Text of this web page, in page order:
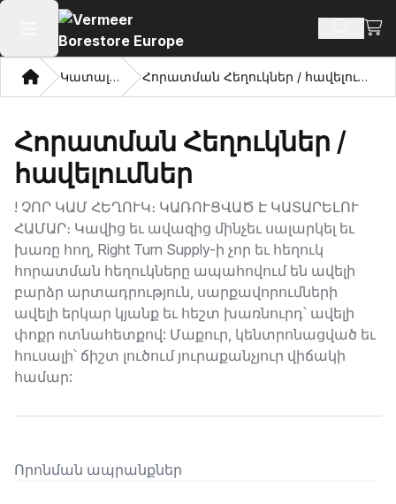
Բաց հիմնական մենյու
Տուն Կատալոգ Հորատման Հեղուկներ / հավելումներ
Հորատման Հեղուկներ /
հավելումներ
! ՉՈՐ ԿԱՄ ՀԵՂՈՒԿ։ ԿԱՌՈՒՑՎԱԾ Է ԿԱՏԱՐԵԼՈՒ
ՀԱՄԱՐ։ Կավից եւ ավազից մինչեւ սալարկել եւ
խառը հող, Right Turn Supply-ի չոր եւ հեղուկ
հորատման հեղուկները ապահովում են ավելի
բարձր արտադրություն, սարքավորումների
ավելի երկար կյանք եւ հեշտ խառնուրդ՝ ավելի
փոքր ոտնահետքով: Մաքուր, կենտրոնացված եւ
հուսալի՝ ճիշտ լուծում յուրաքանչյուր վիճակի
համար: